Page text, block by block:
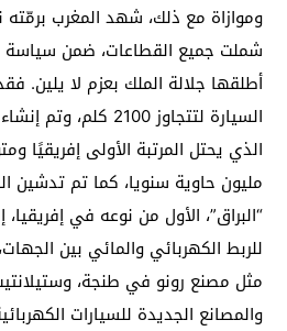
وموازاة مع ذلك، شهد المغرب
شملت جميع القطاعات، ضمن سياسة
أطلقها جلالة الملك بعزم لا يلين.
السيارة لتتجاوز 2100
مليون حاوية سنويا، كما تم تدشين
“البراق”، الأول من نوعه في
للربط الكهربائي والمائي بين
مثل مصنع رونو في طنجة،
والمصانع الجديدة للسيارات